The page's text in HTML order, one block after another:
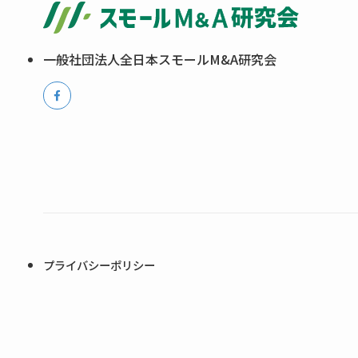
一般社団法人全日本スモールM&A研究会
プライバシーポリシー